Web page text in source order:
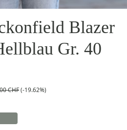
Blazer
Gr. 40
CHF(-19.62%)